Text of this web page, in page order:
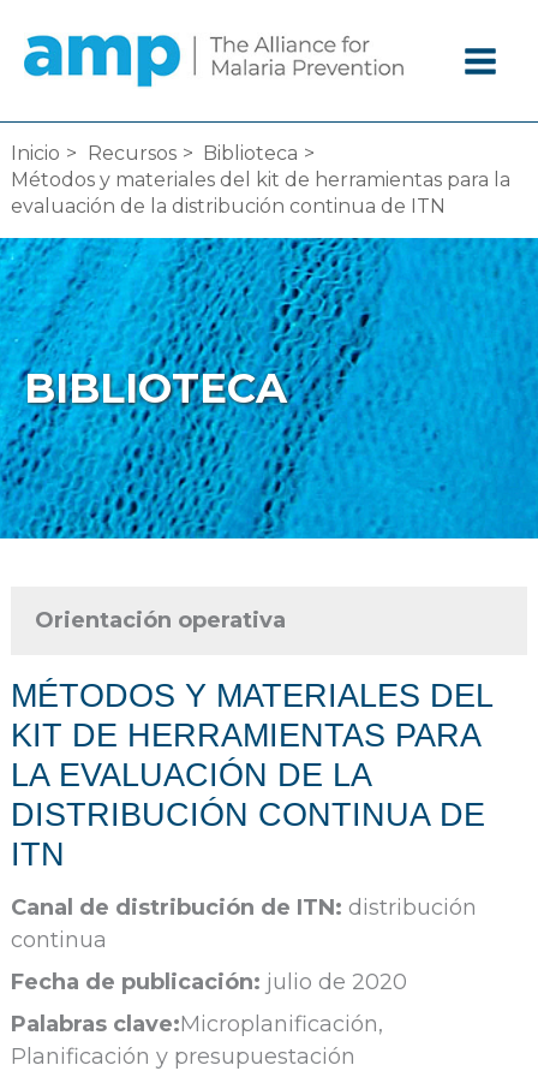
contenido
Inicio Recursos
Biblioteca
Métodos y materiales del kit de herramientas para la
evaluación de la distribución continua de ITN
BIBLIOTECA
Orientación operativa
MÉTODOS Y MATERIALES DEL
KIT DE HERRAMIENTAS PARA
LA EVALUACIÓN DE LA
DISTRIBUCIÓN CONTINUA DE
ITN
Canal de distribución de ITN: distribución
continua
Fecha de publicación: julio de 2020
Palabras clave:Microplanificación,
Planificación y presupuestación